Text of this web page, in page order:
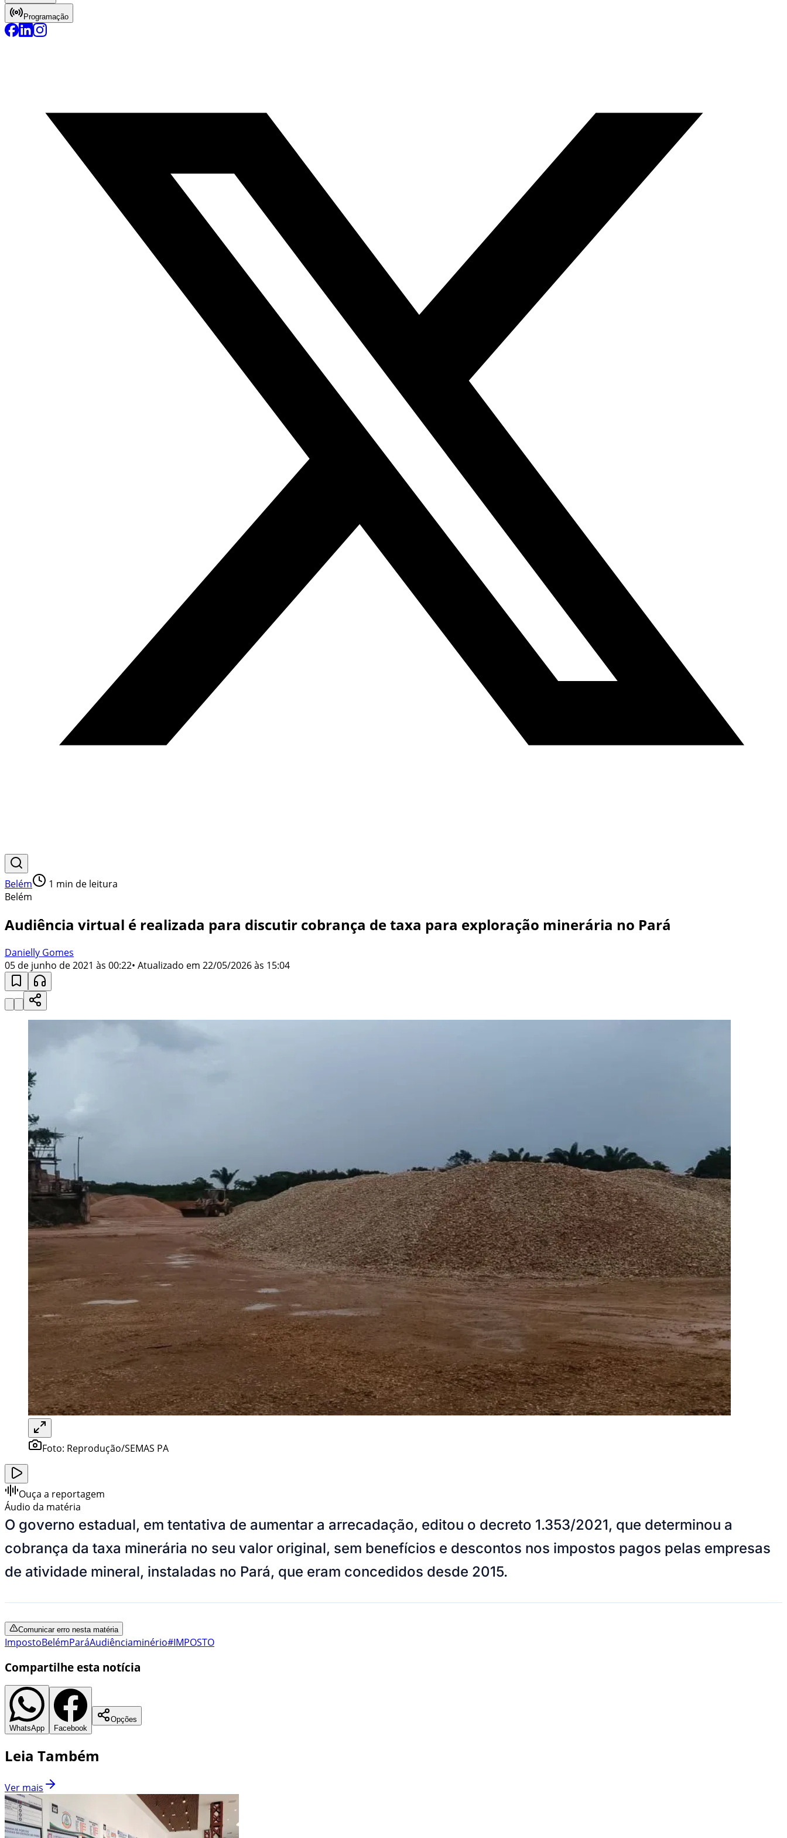
Programação
Belém 1 min de leitura
Belém
Audiência virtual é realizada para discutir cobrança de taxa para exploração minerária no Pará
Danielly Gomes
05 de junho de 2021 às 00:22• Atualizado em 22/05/2026 às 15:04
Foto: Reprodução/SEMAS PA
Ouça a reportagem
Áudio da matéria
O governo estadual, em tentativa de aumentar a arrecadação, editou o decreto 1.353/2021, que determinou a
cobrança da taxa minerária no seu valor original, sem benefícios e descontos nos impostos pagos pelas empresas
de atividade mineral, instaladas no Pará, que eram concedidos desde 2015.
Comunicar erro nesta matéria
ImpostoBelémParáAudiênciaminério#IMPOSTO
Compartilhe esta notícia
WhatsApp Facebook
Opções
Leia Também
Ver mais